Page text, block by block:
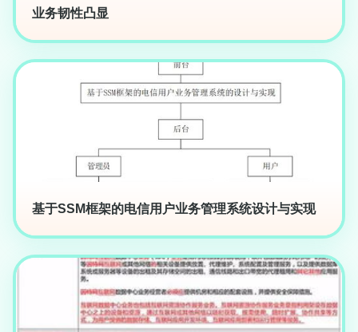
业务韧性凸显
基于SSM框架的电信用户业务管理系统设计与实现